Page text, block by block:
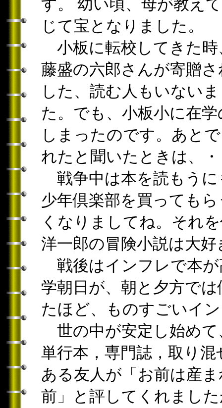
す。 幼い頃、母が教え
じて宝となりました。
小板に転校してきた時
藤盛の六郎さんが寄贈
した、読む人もいない
た。でも、小板小に在
しまったのです。あと
れたと聞いたときは、
戦争中は本を読もうに
少年倶楽部を買っても
くなりましてね。それ
洋一郎の冒険小説は大
戦後はインフレで本が
学朝日が、朝と夕方で
たほど、ものすごいイ
世の中が安定し始めて
単行本，専門誌，取り
ある友人が「お前は産
前」と評してくれまし